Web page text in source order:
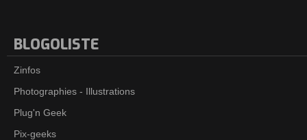
BLOGOLISTE
Zinfos
Photographies - Illustrations
Plug'n Geek
Pix-geeks